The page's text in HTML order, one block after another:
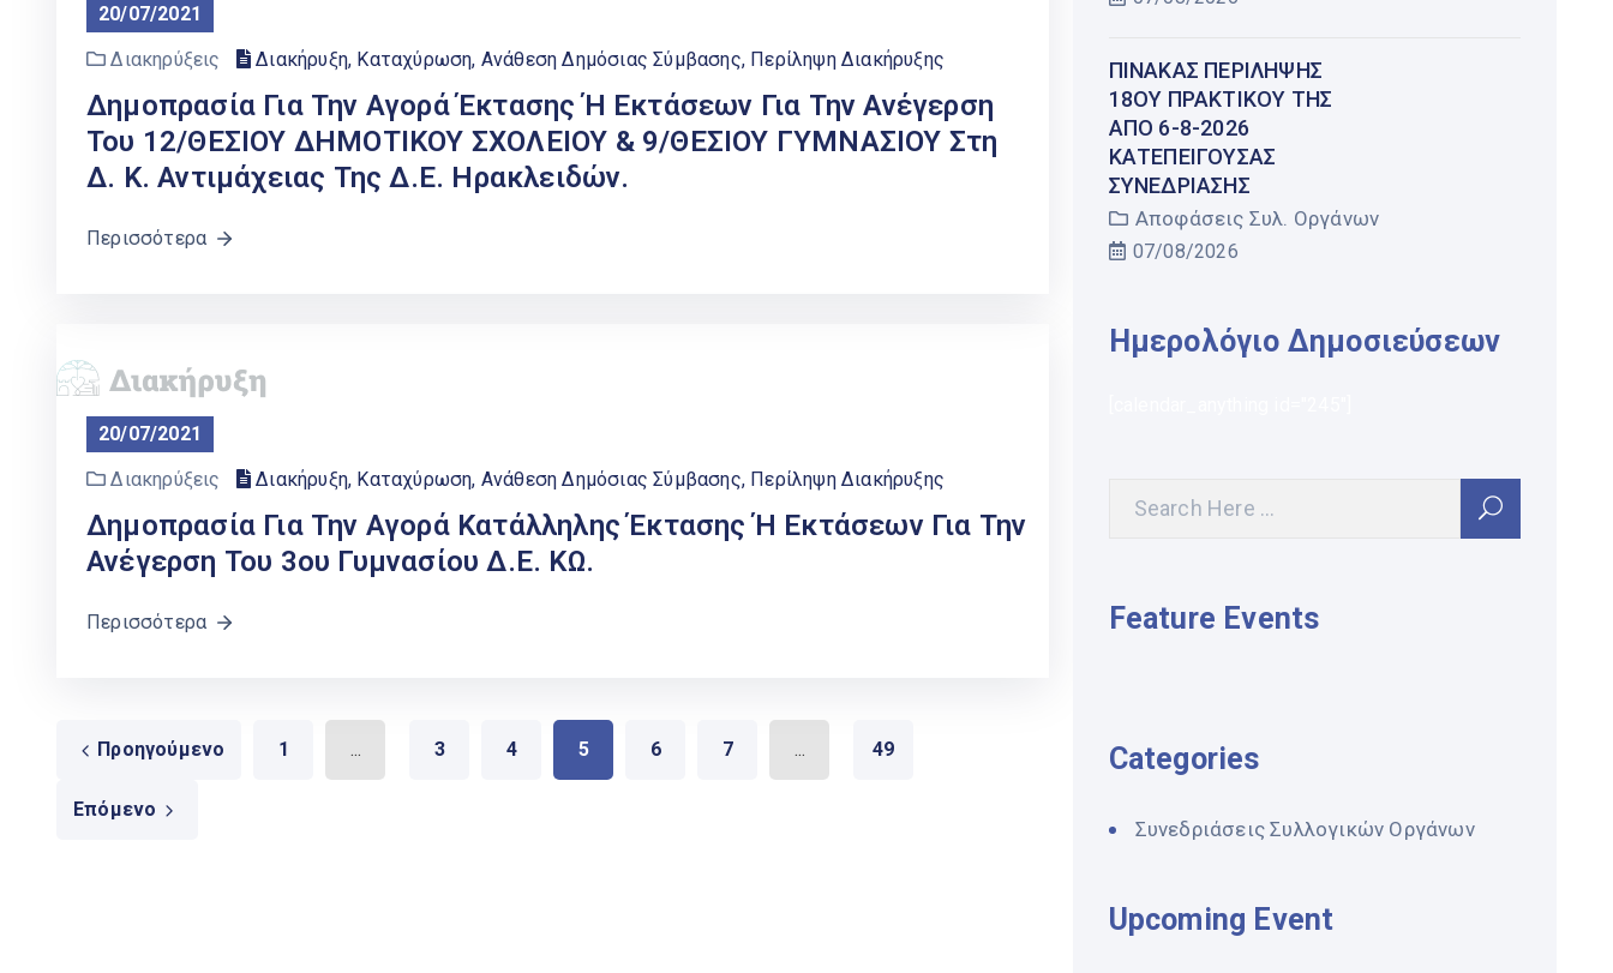
20/07/2021
Διακηρύξεις
Διακήρυξη, Καταχύρωση, Ανάθεση Δημόσιας Σύμβασης, Περίληψη Διακήρυξης
Δημοπρασία Για Την Αγορά Έκτασης Ή Εκτάσεων Για Την Ανέγερση
Του 12/ΘΕΣΙΟΥ ΔΗΜΟΤΙΚΟΥ ΣΧΟΛΕΙΟΥ & 9/ΘΕΣΙΟΥ ΓΥΜΝΑΣΙΟΥ Στη
Δ. Κ. Αντιμάχειας Της Δ.Ε. Ηρακλειδών.
Περισσότερα
20/07/2021
Διακηρύξεις
Διακήρυξη, Καταχύρωση, Ανάθεση Δημόσιας Σύμβασης, Περίληψη Διακήρυξης
Δημοπρασία Για Την Αγορά Κατάλληλης Έκτασης Ή Εκτάσεων Για Την
Ανέγερση Του 3ου Γυμνασίου Δ.Ε. ΚΩ.
Περισσότερα
Προηγούμενο 1 ... 3 4 5 6 7 ... 49
Επόμενο
ΠΊΝΑΚΑΣ ΠΕΡΊΛΗΨΗΣ
18ΟΥ ΠΡΑΚΤΙΚΟΎ ΤΗΣ
ΑΠΌ 6-8-2026
ΚΑΤΕΠΕΊΓΟΥΣΑΣ
ΣΥΝΕΔΡΊΑΣΗΣ
Αποφάσεις Συλ. Οργάνων
07/08/2026
Ημερολόγιο Δημοσιεύσεων
Feature Events
Categories
Συνεδριάσεις Συλλογικών Οργάνων
Upcoming Event